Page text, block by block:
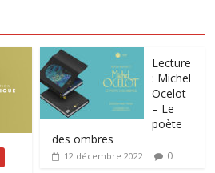
Lecture
: Michel
Ocelot
– Le
poète
des ombres
12 décembre 2022 0